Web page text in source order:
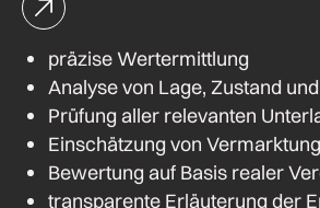
präzise Wertermittlung
Analyse von Lage, Zustand
Prüfung aller relevanten
Einschätzung von
Bewertung auf Basis realer
transparente Erläuterung der